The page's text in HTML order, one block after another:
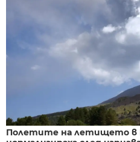
Полетите на летището в